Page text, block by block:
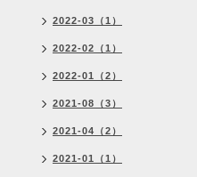
2022-03（1）
2022-02（1）
2022-01（2）
2021-08（3）
2021-04（2）
2021-01（1）